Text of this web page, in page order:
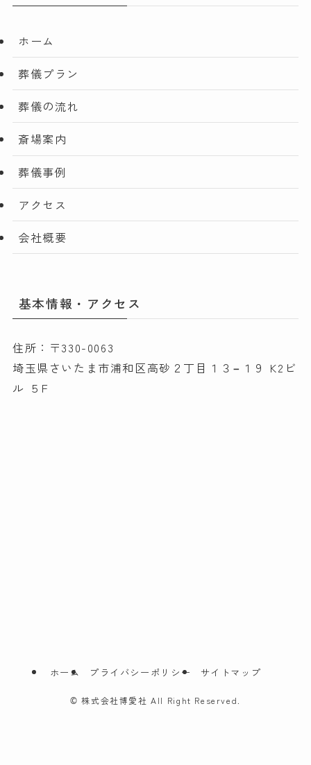
ホーム
葬儀プラン
葬儀の流れ
斎場案内
葬儀事例
アクセス
会社概要
基本情報・アクセス
住所：〒330-0063
埼玉県さいたま市浦和区高砂２丁目１３−１９ K2ビ
ル ５F
ホーム プライバシーポリシー サイトマップ
© 株式会社博愛社 All Right Reserved.